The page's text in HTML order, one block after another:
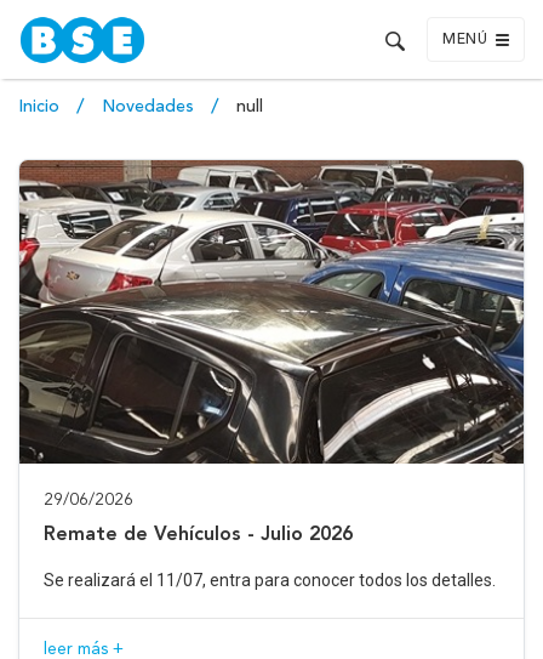
MENÚ
Inicio Novedades null
29/06/2026
Remate de Vehículos - Julio 2026
Se realizará el 11/07, entra para conocer todos los detalles.
leer más +